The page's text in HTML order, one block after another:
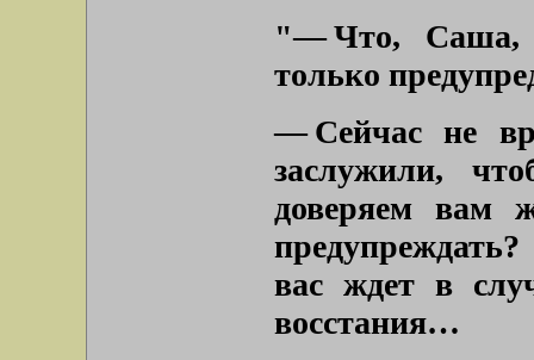
"— Что, Саша,
только
— Сейчас не
заслужили,
доверяем вам
вас ждет в
восстания…